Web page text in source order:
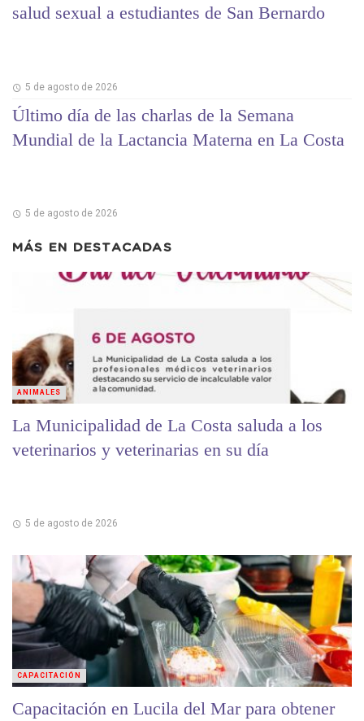
salud sexual a estudiantes de San Bernardo
5 de agosto de 2026
Último día de las charlas de la Semana
Mundial de la Lactancia Materna en La Costa
5 de agosto de 2026
MÁS EN DESTACADAS
La Municipalidad de La Costa saluda a los
veterinarios y veterinarias en su día
5 de agosto de 2026
ANIMALES
Capacitación en Lucila del Mar para obtener
CAPACITACIÓN